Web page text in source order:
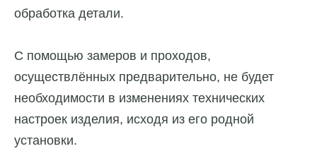
обработка детали.
С помощью замеров и проходов,
осуществлённых предварительно, не будет
необходимости в изменениях технических
настроек изделия, исходя из его родной
установки.